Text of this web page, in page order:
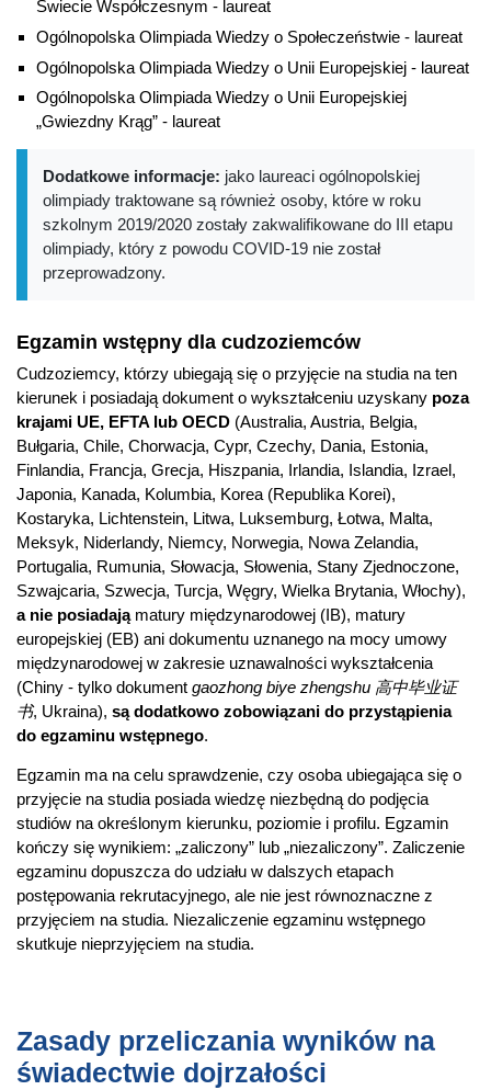
Świecie Współczesnym - laureat
Ogólnopolska Olimpiada Wiedzy o Społeczeństwie - laureat
Ogólnopolska Olimpiada Wiedzy o Unii Europejskiej - laureat
Ogólnopolska Olimpiada Wiedzy o Unii Europejskiej
„Gwiezdny Krąg” - laureat
Dodatkowe informacje: jako laureaci ogólnopolskiej
olimpiady traktowane są również osoby, które w roku
szkolnym 2019/2020 zostały zakwalifikowane do III etapu
olimpiady, który z powodu COVID-19 nie został
przeprowadzony.
Egzamin wstępny dla cudzoziemców
Cudzoziemcy, którzy ubiegają się o przyjęcie na studia na ten
kierunek i posiadają dokument o wykształceniu uzyskany poza
krajami UE, EFTA lub OECD (Australia, Austria, Belgia,
Bułgaria, Chile, Chorwacja, Cypr, Czechy, Dania, Estonia,
Finlandia, Francja, Grecja, Hiszpania, Irlandia, Islandia, Izrael,
Japonia, Kanada, Kolumbia, Korea (Republika Korei),
Kostaryka, Lichtenstein, Litwa, Luksemburg, Łotwa, Malta,
Meksyk, Niderlandy, Niemcy, Norwegia, Nowa Zelandia,
Portugalia, Rumunia, Słowacja, Słowenia, Stany Zjednoczone,
Szwajcaria, Szwecja, Turcja, Węgry, Wielka Brytania, Włochy),
a nie posiadająmatury międzynarodowej (IB), matury
europejskiej (EB) ani dokumentu uznanego na mocy umowy
międzynarodowej w zakresie uznawalności wykształcenia
(Chiny - tylko dokument gaozhong biye zhengshu 高中毕业证
书, Ukraina), są dodatkowo zobowiązani do przystąpienia
do egzaminu wstępnego.
Egzamin ma na celu sprawdzenie, czy osoba ubiegająca się o
przyjęcie na studia posiada wiedzę niezbędną do podjęcia
studiów na określonym kierunku, poziomie i profilu. Egzamin
kończy się wynikiem: „zaliczony” lub „niezaliczony”. Zaliczenie
egzaminu dopuszcza do udziału w dalszych etapach
postępowania rekrutacyjnego, ale nie jest równoznaczne z
przyjęciem na studia. Niezaliczenie egzaminu wstępnego
skutkuje nieprzyjęciem na studia.
Zasady przeliczania wyników na
świadectwie dojrzałości